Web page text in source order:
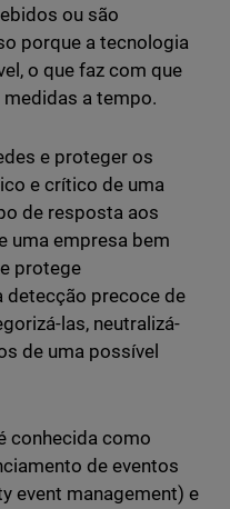
ou são
porque a tecnologia
o que faz com que
a tempo.
e proteger os
e crítico de uma
de resposta aos
uma empresa bem
protege
detecção precoce de
las, neutralizá-
de uma possível
conhecida como
de eventos
event management) e